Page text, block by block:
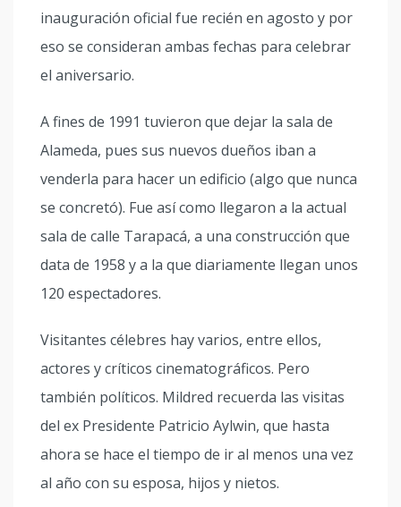
inauguración oficial fue recién en agosto y por
eso se consideran ambas fechas para celebrar
el aniversario.
A fines de 1991 tuvieron que dejar la sala de
Alameda, pues sus nuevos dueños iban a
venderla para hacer un edificio (algo que nunca
se concretó). Fue así como llegaron a la actual
sala de calle Tarapacá, a una construcción que
data de 1958 y a la que diariamente llegan unos
120 espectadores.
Visitantes célebres hay varios, entre ellos,
actores y críticos cinematográficos. Pero
también políticos. Mildred recuerda las visitas
del ex Presidente Patricio Aylwin, que hasta
ahora se hace el tiempo de ir al menos una vez
al año con su esposa, hijos y nietos.